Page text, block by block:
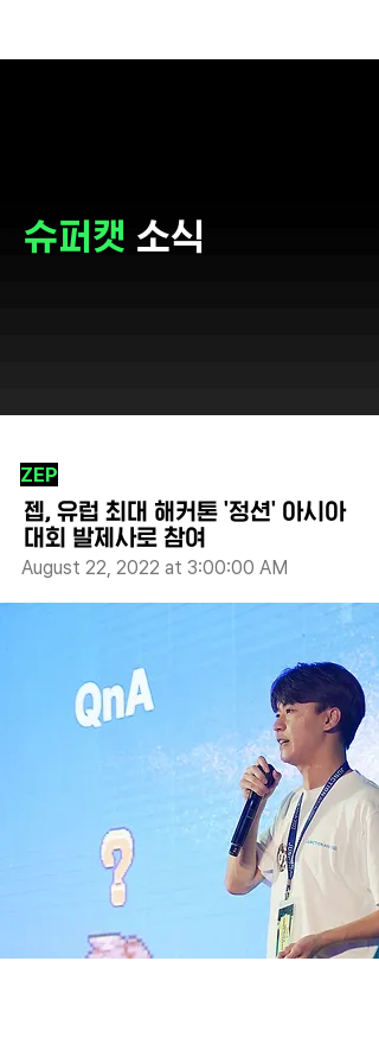
슈퍼캣 소식
ZEP
젭, 유럽 최대 해커톤 '정션' 아시아
대회 발제사로 참여
August 22, 2022 at 3:00:00 AM